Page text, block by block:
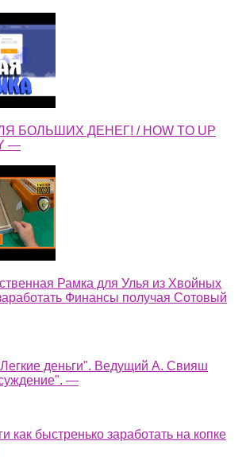
БОЛЬШИХ ДЕНЕГ! / HOW TO UP
—
Рамка для Улья из Хвойных
Финансы получая Сотовый
деньги". Ведущий А. Свияш
—
как быстренько заработать на копке